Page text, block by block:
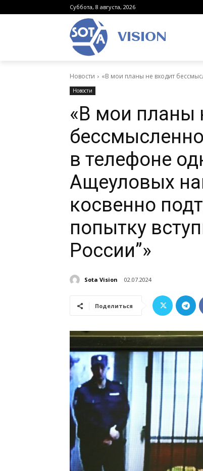
Суббота, 8 августа, 2026
VISION
Новости «В мои планы не входит
Новости
«В мои планы
в телефоне
Ащеуловых
косвенно
попытку
России”»
Sota Vision 02.07.2024
Поделиться